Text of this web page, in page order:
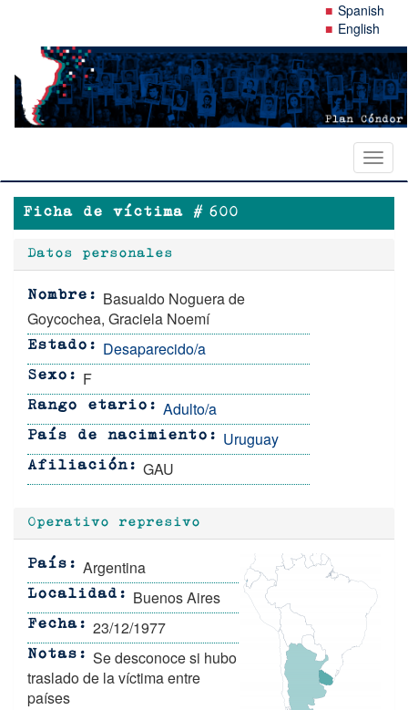
contenido
principal
Spanish
English
Ficha de víctima # 600
Datos personales
Nombre
Basualdo Noguera de
Goycochea, Graciela Noemí
Estado Desaparecido/a
Sexo F
Rango etario Adulto/a
País de nacimiento Uruguay
Afiliación GAU
Operativo represivo
País Argentina
Localidad Buenos Aires
Fecha 23/12/1977
Notas
Se desconoce si hubo
traslado de la víctima entre
países